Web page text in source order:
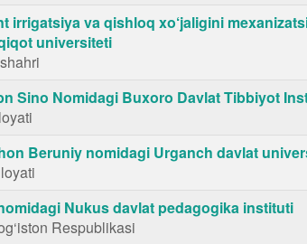
irrigatsiya va qishloq xo‘jaligini
universiteti
Sino Nomidagi Buxoro Davlat Tibbiyot
Beruniy nomidagi Urganch davlat
Nukus davlat pedagogika instituti
Respublikasi